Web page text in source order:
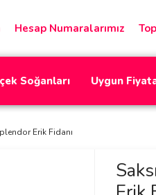
Hesap Numaralarımız
Soğanları Uygun
Erik Fidanı